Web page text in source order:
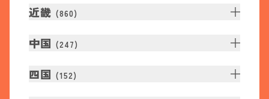
近畿 (860)
中国 (247)
四国 (152)